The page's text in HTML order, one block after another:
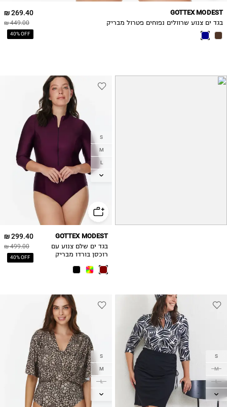
269.40 ₪
449.00 ₪
40% OFF
GOTTEX MODEST
בגד ים צנוע שרוולים נפוחים פטרול מבריק
S
M
L
XL
299.40 ₪
499.00 ₪
40% OFF
GOTTEX MODEST
בגד ים שלם צנוע עם
רוכסן בורדו מבריק
S
M
L
XL
S
M
L
XL